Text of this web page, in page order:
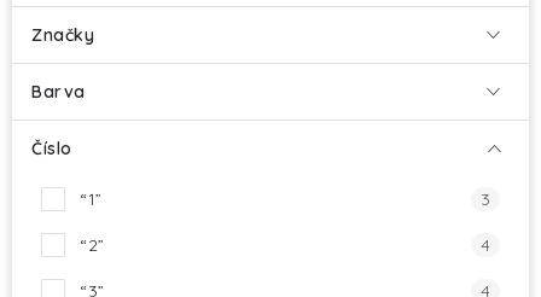
Kontakt O nás
Doprava a platba
Vrácení zboží a reklamace
Hodnocení obchodu
Značky
Barva
Číslo
“1” 3
“2” 4
“3” 4